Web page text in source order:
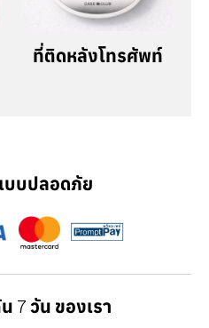
ที่ติดหลังโทรศัพท์
บบปลอดภัย
7 วัน ของเรา